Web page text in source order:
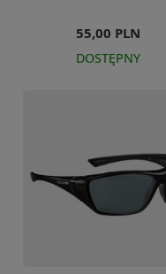
55,00 PLN
DOSTĘPNY